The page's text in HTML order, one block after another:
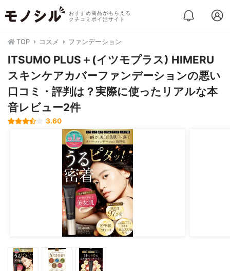
おすすめ商品がもらえる
クチコミポイ活サイト
TOP コスメ ファンデーション
ITSUMO PLUS＋(イツモプラス) HIMERU
スキンケアカバーファンデーションの悪い
口コミ・評判は？実際に使ったリアルな本
音レビュー2件
3.60